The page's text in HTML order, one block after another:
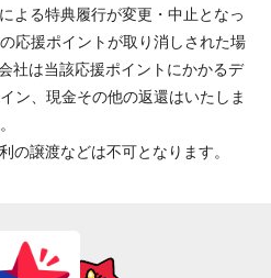
よる特典履行が変更・中止となっ
応援ポイントが取り消しされた場
社は当該応援ポイントにかかるデ
ン、現金その他の返還はいたしま
の譲渡などは不可となります。